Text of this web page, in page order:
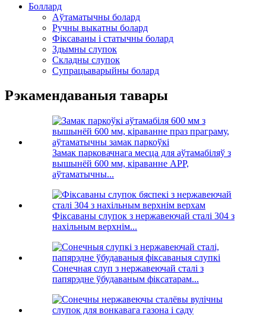
Боллард
Аўтаматычны болард
Ручны выкатны болард
Фіксаваны і статычны болард
Здымны слупок
Складны слупок
Супрацьаварыйны болард
Рэкамендаваныя тавары
Замак парковачнага месца для аўтамабіляў з
вышынёй 600 мм, кіраванне APP,
аўтаматычны...
Фіксаваны слупок з нержавеючай сталі 304 з
нахільным верхнім...
Сонечная слуп з нержавеючай сталі з
папярэдне ўбудаваным фіксатарам...